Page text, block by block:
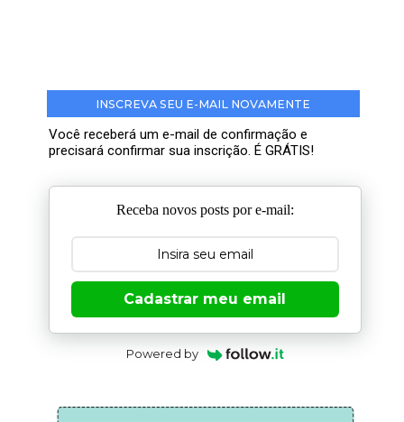
INSCREVA SEU E-MAIL NOVAMENTE
Você receberá um e-mail de confirmação e
precisará confirmar sua inscrição. É GRÁTIS!
Receba novos posts por e-mail:
Cadastrar meu email
Powered by